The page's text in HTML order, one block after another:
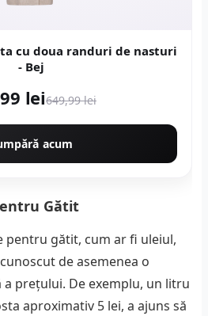
cu doua randuri de nasturi
- Bej
lei649,99 lei
acum
Gătit
pentru gătit, cum ar fi uleiul,
de asemenea o
prețului. De exemplu, un litru
aproximativ 5 lei, a ajuns să